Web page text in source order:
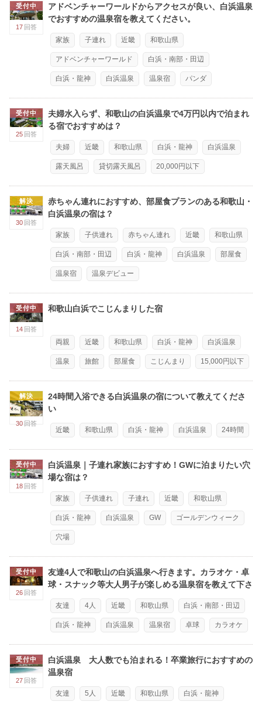
受付中
17 回答
アドベンチャーワールドからアクセスが良い、白浜温泉
でおすすめの温泉宿を教えてください。
家族 子連れ 近畿 和歌山県
アドベンチャーワールド 白浜・南部・田辺
白浜・龍神 白浜温泉 温泉宿 パンダ
受付中
25 回答
夫婦水入らず、和歌山の白浜温泉で4万円以内で泊まれ
る宿でおすすめは？
夫婦 近畿 和歌山県 白浜・龍神 白浜温泉
露天風呂 貸切露天風呂 20,000円以下
解決
30 回答
赤ちゃん連れにおすすめ、部屋食プランのある和歌山・
白浜温泉の宿は？
家族 子供連れ 赤ちゃん連れ 近畿 和歌山県
白浜・南部・田辺 白浜・龍神 白浜温泉 部屋食
温泉宿 温泉デビュー
受付中
14 回答
和歌山白浜でこじんまりした宿
両親 近畿 和歌山県 白浜・龍神 白浜温泉
温泉 旅館 部屋食 こじんまり 15,000円以下
解決
30 回答
24時間入浴できる白浜温泉の宿について教えてくださ
い
近畿 和歌山県 白浜・龍神 白浜温泉 24時間
受付中
18 回答
白浜温泉｜子連れ家族におすすめ！GWに泊まりたい穴
場な宿は？
家族 子供連れ 子連れ 近畿 和歌山県
白浜・龍神 白浜温泉 GW ゴールデンウィーク
穴場
受付中
26 回答
友達4人で和歌山の白浜温泉へ行きます。カラオケ・卓
球・スナック等大人男子が楽しめる温泉宿を教えて下さ
い
友達 4人 近畿 和歌山県 白浜・南部・田辺
白浜・龍神 白浜温泉 温泉宿 卓球 カラオケ
受付中
27 回答
白浜温泉 大人数でも泊まれる！卒業旅行におすすめの
温泉宿
友達 5人 近畿 和歌山県 白浜・龍神